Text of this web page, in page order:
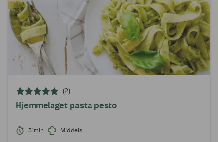
(2)
Hjemmelaget pasta pesto
31min Middels